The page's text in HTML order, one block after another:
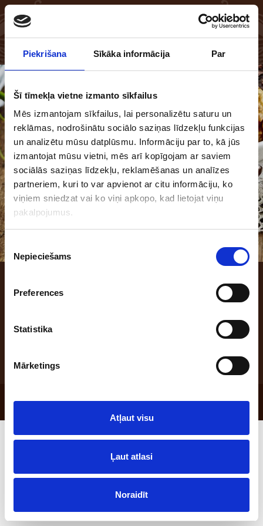
Piekrišana Sīkāka informācija Par
Šī tīmekļa vietne izmanto sīkfailus
Mēs izmantojam sīkfailus, lai personalizētu saturu un
reklāmas, nodrošinātu sociālo saziņas līdzekļu funkcijas
un analizētu mūsu datplūsmu. Informāciju par to, kā jūs
izmantojat mūsu vietni, mēs arī kopīgojam ar saviem
sociālās saziņas līdzekļu, reklamēšanas un analīzes
partneriem, kuri to var apvienot ar citu informāciju, ko
viņiem sniedzat vai ko viņi apkopo, kad lietojat viņu
pakalpojumus.
Piekrišanas
izvēle
Nepieciešams
Preferences
Statistika
Mārketings
Atļaut visu
Ļaut atlasi
Noraidīt
EN
Address: "Benūžu - Skauģi", Babītes pag., Babītes nov., Latvija, LV-2107;
© 2026 SIA "Lāči"